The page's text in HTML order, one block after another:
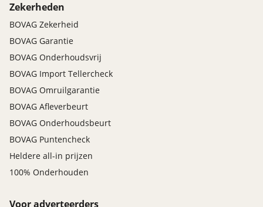
Zekerheden
BOVAG Zekerheid
BOVAG Garantie
BOVAG Onderhoudsvrij
BOVAG Import Tellercheck
BOVAG Omruilgarantie
BOVAG Afleverbeurt
BOVAG Onderhoudsbeurt
BOVAG Puntencheck
Heldere all-in prijzen
100% Onderhouden
Voor adverteerders